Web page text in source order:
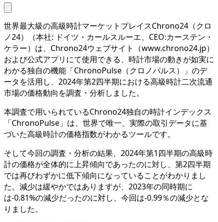
世界最大級の高級時計マーケットプレイスChrono24（クロ
ノ24）（本社: ドイツ・カールスルーエ、CEO:カーステン・
ケラー）は、Chrono24ウェブサイト（www.chrono24.jp）
および公式アプリにて使用できる、時計市場の動きが如実に
わかる独自の機能「ChronoPulse（クロノパルス）」のデ
ータを活用し、2024年第2四半期における高級時計二次流通
市場の価格動向を調査・分析しました。
本調査で用いられているChrono24独自の時計インデックス
「ChronoPulse」は、世界で唯一、実際の取引データに基
づいた高級時計の価格指数がわかるツールです。
そして今回の調査・分析の結果、2024年第1四半期の高級時
計の価格が全体的に上昇傾向であったのに対し、第2四半期
では再びわずかに低下傾向になっていることがわかりまし
た。減少は緩やかではありますが、2023年の同時期に
は-0.81%の減少だったのに対し、今回は-0.99％の減少とな
りました。